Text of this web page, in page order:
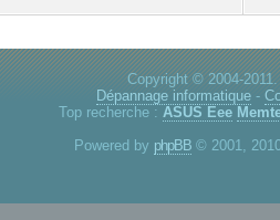
Copyright © 2004-
Dépannage informatique -
Top recherche : ASUS Eee
Powered by phpBB © 2001,